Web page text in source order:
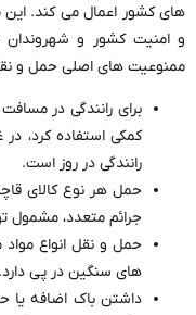
های کشور اعمال می کند.
و امنیت کشور و
ممنوعیت های اصلی حمل و نقل
رانندگی در روز است.
حمل هر نوع کالای
جرائم متعدد، مشمول
حمل و نقل انواع
های سنگین در پی دارد.
داشتن باک اضافه